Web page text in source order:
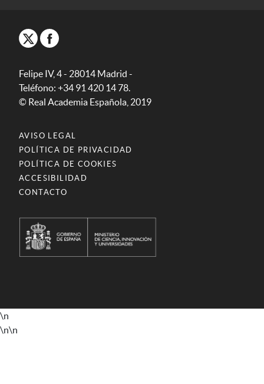
Felipe IV, 4 - 28014 Madrid -
Teléfono: +34 91 420 14 78.
© Real Academia Española, 2019
AVISO LEGAL
POLÍTICA DE PRIVACIDAD
POLÍTICA DE COOKIES
ACCESIBILIDAD
CONTACTO
\n
\n\n